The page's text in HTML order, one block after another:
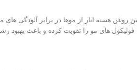
روغن هسته انار از موها در برابر آلودگی